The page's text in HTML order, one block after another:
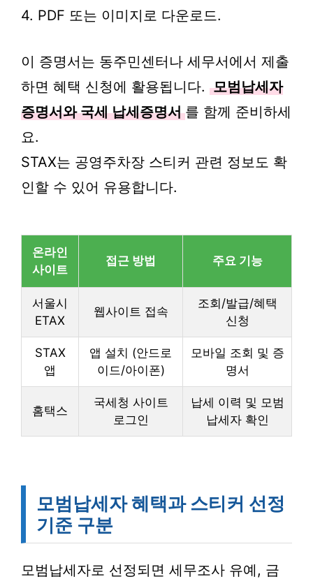
4. PDF 또는 이미지로 다운로드.
이 증명서는 동주민센터나 세무서에서 제출
하면 혜택 신청에 활용됩니다. 모범납세자
증명서와 국세 납세증명서 를 함께 준비하세
요.
STAX는 공영주차장 스티커 관련 정보도 확
인할 수 있어 유용합니다.
온라인
사이트
접근 방법 주요 기능
서울시
ETAX
웹사이트 접속
조회/발급/혜택
신청
STAX
앱
앱 설치 (안드로
이드/아이폰)
모바일 조회 및 증
명서
홈택스
국세청 사이트
로그인
납세 이력 및 모범
납세자 확인
모범납세자 혜택과 스티커 선정
기준 구분
모범납세자로 선정되면 세무조사 유예, 금